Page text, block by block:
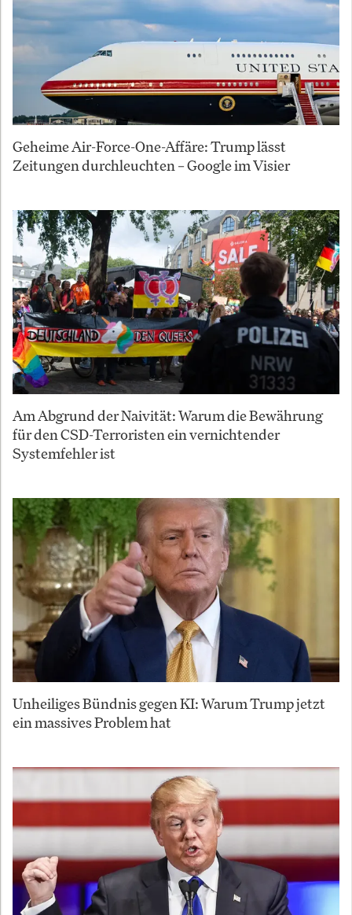
Geheime Air-Force-One-Affäre: Trump lässt
Zeitungen durchleuchten – Google im Visier
Am Abgrund der Naivität: Warum die Bewährung
für den CSD-Terroristen ein vernichtender
Systemfehler ist
Unheiliges Bündnis gegen KI: Warum Trump jetzt
ein massives Problem hat